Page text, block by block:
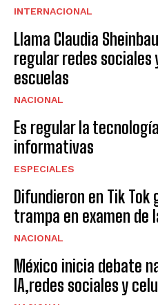
INTERNACIONAL
Llama Claudia
regular redes sociales
escuelas
NACIONAL
Es regular la
informativas
ESPECIALES
Difundieron en Tik
trampa en examen de
NACIONAL
México inicia debate
IA,redes sociales y